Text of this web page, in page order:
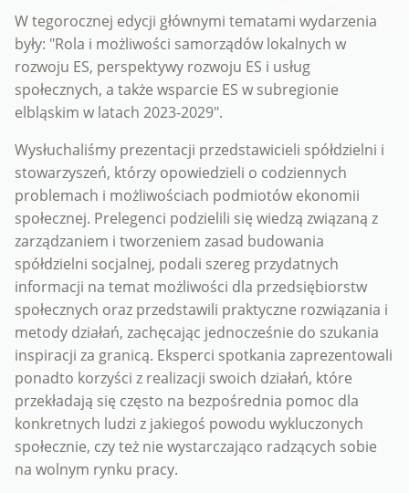
W tegorocznej edycji głównymi tematami wydarzenia
były: "Rola i możliwości samorządów lokalnych w
rozwoju ES, perspektywy rozwoju ES i usług
społecznych, a także wsparcie ES w subregionie
elbląskim w latach 2023-2029".
Wysłuchaliśmy prezentacji przedstawicieli spółdzielni i
stowarzyszeń, którzy opowiedzieli o codziennych
problemach i możliwościach podmiotów ekonomii
społecznej. Prelegenci podzielili się wiedzą związaną z
zarządzaniem i tworzeniem zasad budowania
spółdzielni socjalnej, podali szereg przydatnych
informacji na temat możliwości dla przedsiębiorstw
społecznych oraz przedstawili praktyczne rozwiązania i
metody działań, zachęcając jednocześnie do szukania
inspiracji za granicą. Eksperci spotkania zaprezentowali
ponadto korzyści z realizacji swoich działań, które
przekładają się często na bezpośrednia pomoc dla
konkretnych ludzi z jakiegoś powodu wykluczonych
społecznie, czy też nie wystarczająco radzących sobie
na wolnym rynku pracy.